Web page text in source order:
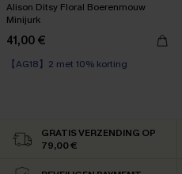
Alison Ditsy Floral Boerenmouw
Minijurk
41,00 €
【AG18】2 met 10% korting
GRATIS VERZENDING OP
79,00 €